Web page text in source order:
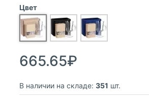
Цвет
665.65₽
В наличии на складе: 351 шт.